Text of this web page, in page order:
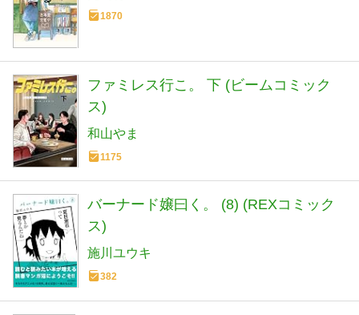
1870
ファミレス行こ。 下 (ビームコミック
ス)
和山やま
1175
バーナード嬢曰く。 (8) (REXコミック
ス)
施川ユウキ
382